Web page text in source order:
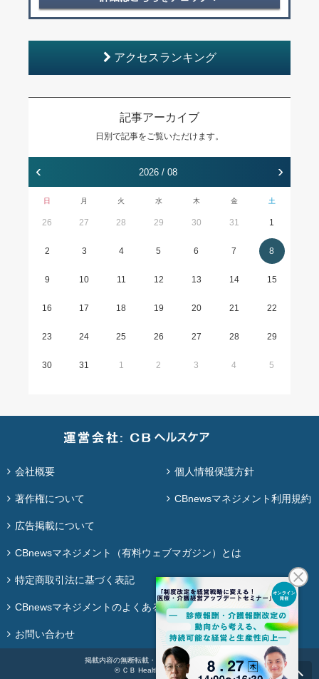
アクセスランキング
記事アーカイブ
日別で記事をご覧いただけます。
‹ 2026 / 08 ›
日 月 火 水 木 金 土
26 27 28 29 30 31 1
2 3 4 5 6 7 8
9 10 11 12 13 14 15
16 17 18 19 20 21 22
23 24 25 26 27 28 29
30 31 1 2 3 4 5
会社概要 個人情報保護方針
著作権について CBnewsマネジメント利用規約
広告掲載について
CBnewsマネジメント（有料ウェブマガジン）とは
特定商取引法に基づく表記
CBnewsマネジメントのよくある質問
お問い合わせ
掲載内容の無断転載・再配布は固く禁じます。
© ＣＢ Healthcare Co., Ltd.